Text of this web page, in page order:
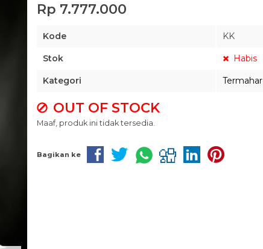
Rp 7.777.000
Kode KK
Stok Habis
Kategori Termahar
OUT OF STOCK
Maaf, produk ini tidak tersedia.
Bagikan ke